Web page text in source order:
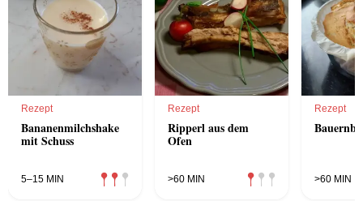
Rezept
Bananenmilchshake
mit Schuss
5–15 MIN
Rezept
Ripperl aus dem
Ofen
>60 MIN
Rezept
>60 MIN